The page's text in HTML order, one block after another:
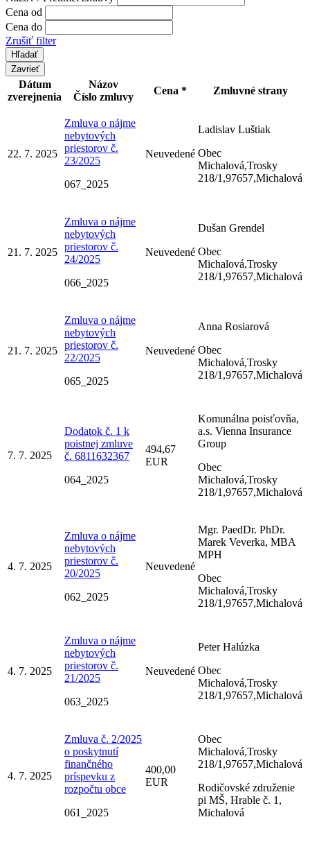
Cena od
Cena do
Zrušiť filter
Zavrieť
Dátum
zverejnenia
Názov
Číslo zmluvy
Cena * Zmluvné strany
22. 7. 2025
Zmluva o nájme
nebytových
priestorov č.
23/2025
067_2025
Neuvedené
Ladislav Luštiak
Obec
Michalová,Trosky
218/1,97657,Michalová
21. 7. 2025
Zmluva o nájme
nebytových
priestorov č.
24/2025
066_2025
Neuvedené
Dušan Grendel
Obec
Michalová,Trosky
218/1,97657,Michalová
21. 7. 2025
Zmluva o nájme
nebytových
priestorov č.
22/2025
065_2025
Neuvedené
Anna Rosiarová
Obec
Michalová,Trosky
218/1,97657,Michalová
7. 7. 2025
Dodatok č. 1 k
poistnej zmluve
č. 6811632367
064_2025
494,67
EUR
Komunálna poisťovňa,
a.s. Vienna Insurance
Group
Obec
Michalová,Trosky
218/1,97657,Michalová
4. 7. 2025
Zmluva o nájme
nebytových
priestorov č.
20/2025
062_2025
Neuvedené
Mgr. PaedDr. PhDr.
Marek Veverka, MBA
MPH
Obec
Michalová,Trosky
218/1,97657,Michalová
4. 7. 2025
Zmluva o nájme
nebytových
priestorov č.
21/2025
063_2025
Neuvedené
Peter Halúzka
Obec
Michalová,Trosky
218/1,97657,Michalová
4. 7. 2025
Zmluva č. 2/2025
o poskytnutí
finančného
príspevku z
rozpočtu obce
061_2025
400,00
EUR
Obec
Michalová,Trosky
218/1,97657,Michalová
Rodičovské združenie
pi MŠ, Hrable č. 1,
Michalová